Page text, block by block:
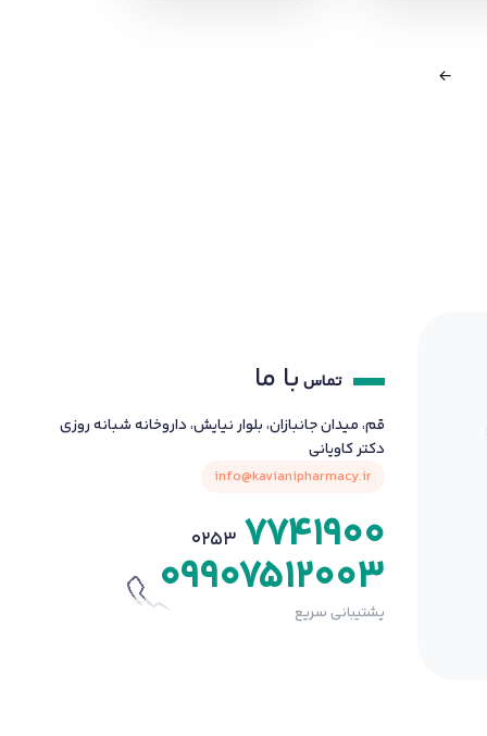
←
تماس با ما
قم، میدان جانبازان، بلوار نیایش، داروخانه شبانه روزی
دکتر کاویانی
info@kavianipharmacy.ir
0253 7741900
09907512003
پشتیبانی سریع